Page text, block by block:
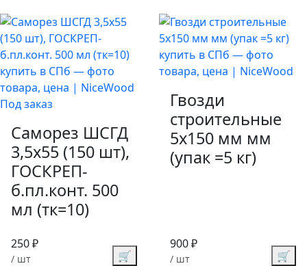
Под заказ
Саморез ШСГД
3,5х55 (150 шт),
ГОСКРЕП-
б.пл.конт. 500
мл (тк=10)
250 ₽
/ шт 🛒
Гвозди
строительные
5х150 мм мм
(упак =5 кг)
900 ₽
/ шт 🛒